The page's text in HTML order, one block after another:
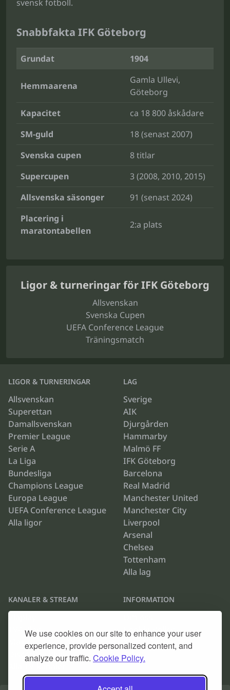
We use cookies on our site to enhance your user
experience, provide personalized content, and
analyze our traffic. Cookie Policy.
svensk fotboll.
Snabbfakta IFK Göteborg
Grundat 1904
Hemmaarena
Gamla Ullevi,
Göteborg
Kapacitet
ca 18 800 åskådare
SM-guld
18 (senast 2007)
Svenska cupen
8 titlar
Supercupen
3 (2008, 2010, 2015)
Allsvenska säsonger
91 (senast 2024)
Placering i
maratontabellen
2:a plats
Ligor & turneringar för IFK Göteborg
Allsvenskan
Svenska Cupen
UEFA Conference League
Träningsmatch
LIGOR & TURNERINGAR
Allsvenskan
Superettan
Damallsvenskan
Premier League
Serie A
La Liga
Bundesliga
Champions League
Europa League
UEFA Conference League
Alla ligor
LAG
Sverige
AIK
Djurgården
Hammarby
Malmö FF
IFK Göteborg
Barcelona
Real Madrid
Manchester United
Manchester City
Liverpool
Arsenal
Chelsea
Tottenham
Alla lag
KANALER & STREAM
TV4 Play
Discovery Plus
Alla TV-kanaler
INFORMATION
Cookie Policy
Kontakta oss
Arkiv